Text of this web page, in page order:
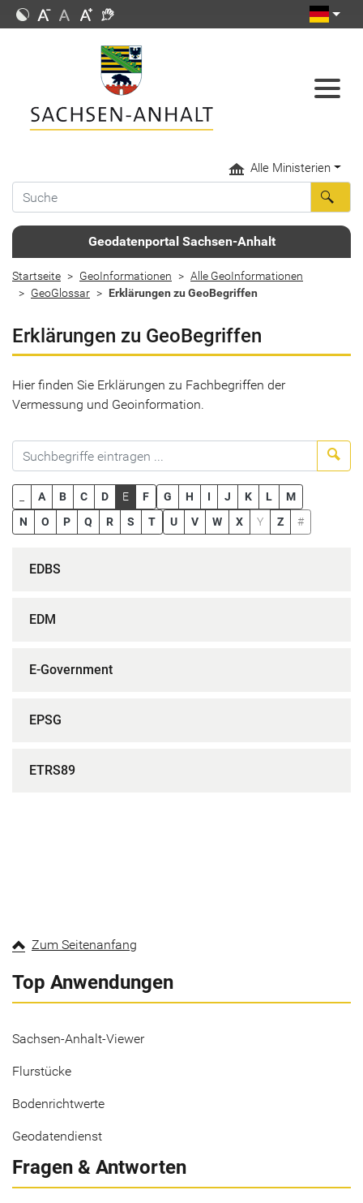
Alle Ministerien
Geodatenportal Sachsen-Anhalt
Startseite GeoInformationen
Alle GeoInformationen
GeoGlossar
Erklärungen zu GeoBegriffen
Erklärungen zu GeoBegriffen
Hier finden Sie Erklärungen zu Fachbegriffen der
Vermessung und Geoinformation.
A B C D E F G H I J K L
M
N
O P Q R S T U V W X Y Z #
EDBS
EDM
E-Government
EPSG
ETRS89
Zum Seitenanfang
Top Anwendungen
Sachsen-Anhalt-Viewer
Flurstücke
Bodenrichtwerte
Geodatendienst
Fragen & Antworten